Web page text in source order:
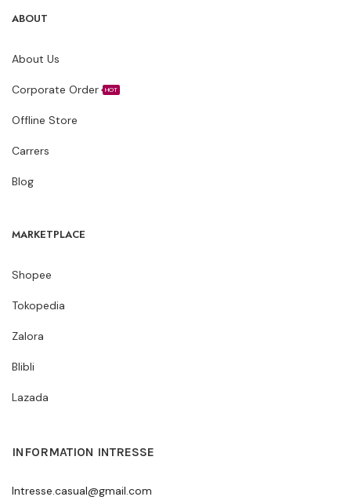
ABOUT
About Us
Corporate Order HOT
Offline Store
Carrers
Blog
MARKETPLACE
Shopee
Tokopedia
Zalora
Blibli
Lazada
INFORMATION INTRESSE
Intresse.casual@gmail.com